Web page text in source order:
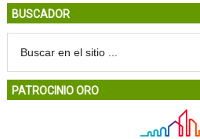
BUSCADOR
PATROCINIO ORO